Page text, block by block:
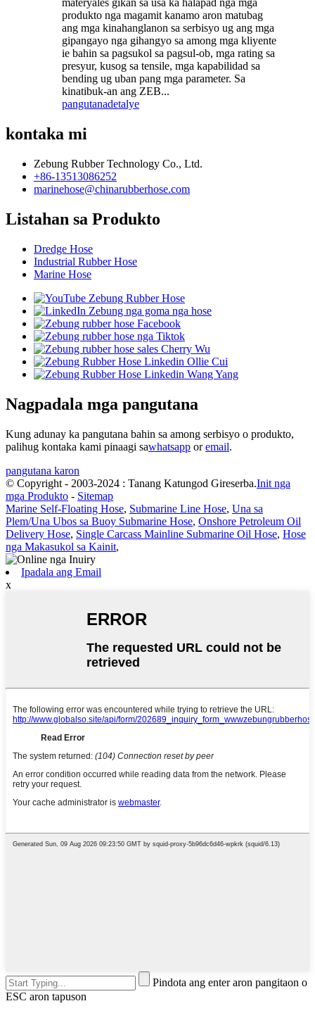
materyales gikan sa usa ka halapad nga mga
produkto nga magamit kanamo aron matubag
ang mga kinahanglanon sa serbisyo ug ang mga
gipangayo nga gihangyo sa among mga kliyente
ie bahin sa pagsukol sa pagsul-ob, mga rating sa
presyur, kusog sa tensile, mga kapabilidad sa
bending ug uban pang mga parameter. Sa
kinatibuk-an ang ZEB...
pangutanadetalye
kontaka mi
Zebung Rubber Technology Co., Ltd.
+86-13513086252
marinehose@chinarubberhose.com
Listahan sa Produkto
Dredge Hose
Industrial Rubber Hose
Marine Hose
Nagpadala mga pangutana
Kung adunay ka pangutana bahin sa among serbisyo o produkto,
palihug kontaka kami pinaagi sawhatsapp oremail.
pangutana karon
© Copyright - 2003-2024 : Tanang Katungod Gireserba.Init nga
mga Produkto - Sitemap
Marine Self-Floating Hose, Submarine Line Hose, Una sa
Plem/Una Ubos sa Buoy Submarine Hose, Onshore Petroleum Oil
Delivery Hose, Single Carcass Mainline Submarine Oil Hose, Hose
nga Makasukol sa Kainit,
Ipadala ang Email
x
Pindota ang enter aron pangitaon o
ESC aron tapuson